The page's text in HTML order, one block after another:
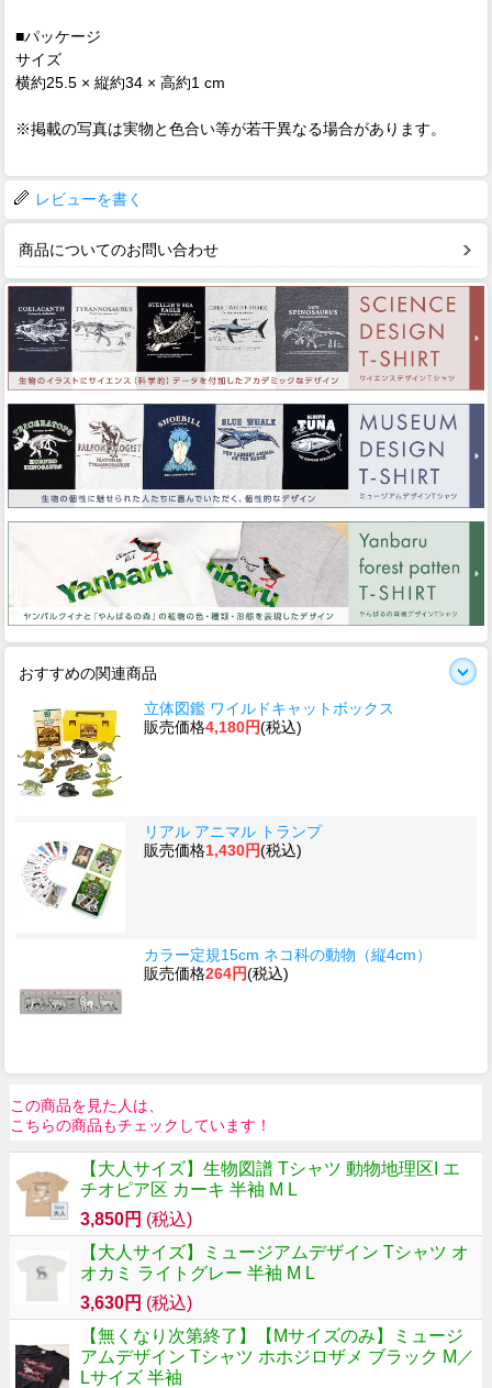
■パッケージ
サイズ
横約25.5 × 縦約34 × 高約1 cm
※掲載の写真は実物と色合い等が若干異なる場合があります。
レビューを書く
商品についてのお問い合わせ
おすすめの関連商品
立体図鑑 ワイルドキャットボックス
販売価格4,180円(税込)
リアル アニマル トランプ
販売価格1,430円(税込)
カラー定規15cm ネコ科の動物（縦4cm）
販売価格264円(税込)
この商品を見た人は、
こちらの商品もチェックしています！
【大人サイズ】生物図譜 Tシャツ 動物地理区I エ
チオピア区 カーキ 半袖 M L
3,850円 (税込)
【大人サイズ】ミュージアムデザイン Tシャツ オ
オカミ ライトグレー 半袖 M L
3,630円 (税込)
【無くなり次第終了】【Mサイズのみ】ミュージ
アムデザイン Tシャツ ホホジロザメ ブラック M／
Lサイズ 半袖